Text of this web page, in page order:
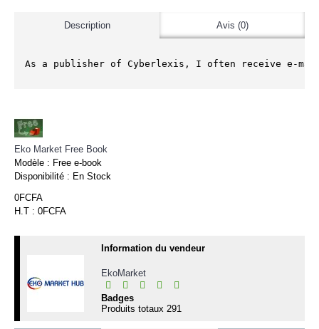
Description Avis (0)
As a publisher of Cyberlexis, I often receive e-
Eko Market Free Book
Modèle : Free e-book
Disponibilité : En Stock
0FCFA
H.T : 0FCFA
Information du vendeur
EkoMarket
Badges
Produits totaux 291